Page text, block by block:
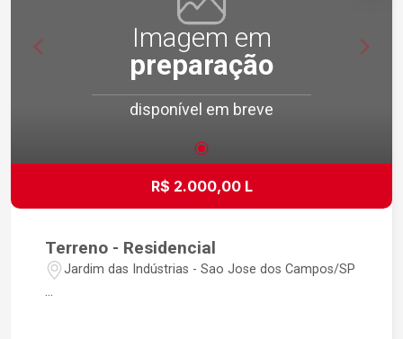
Imagem em
preparação
disponível em breve
R$ 2.000,00 L
Terreno - Residencial
Jardim das Indústrias - Sao Jose dos Campos/SP
...